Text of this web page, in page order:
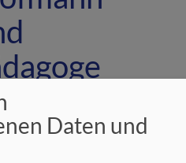
Daten und